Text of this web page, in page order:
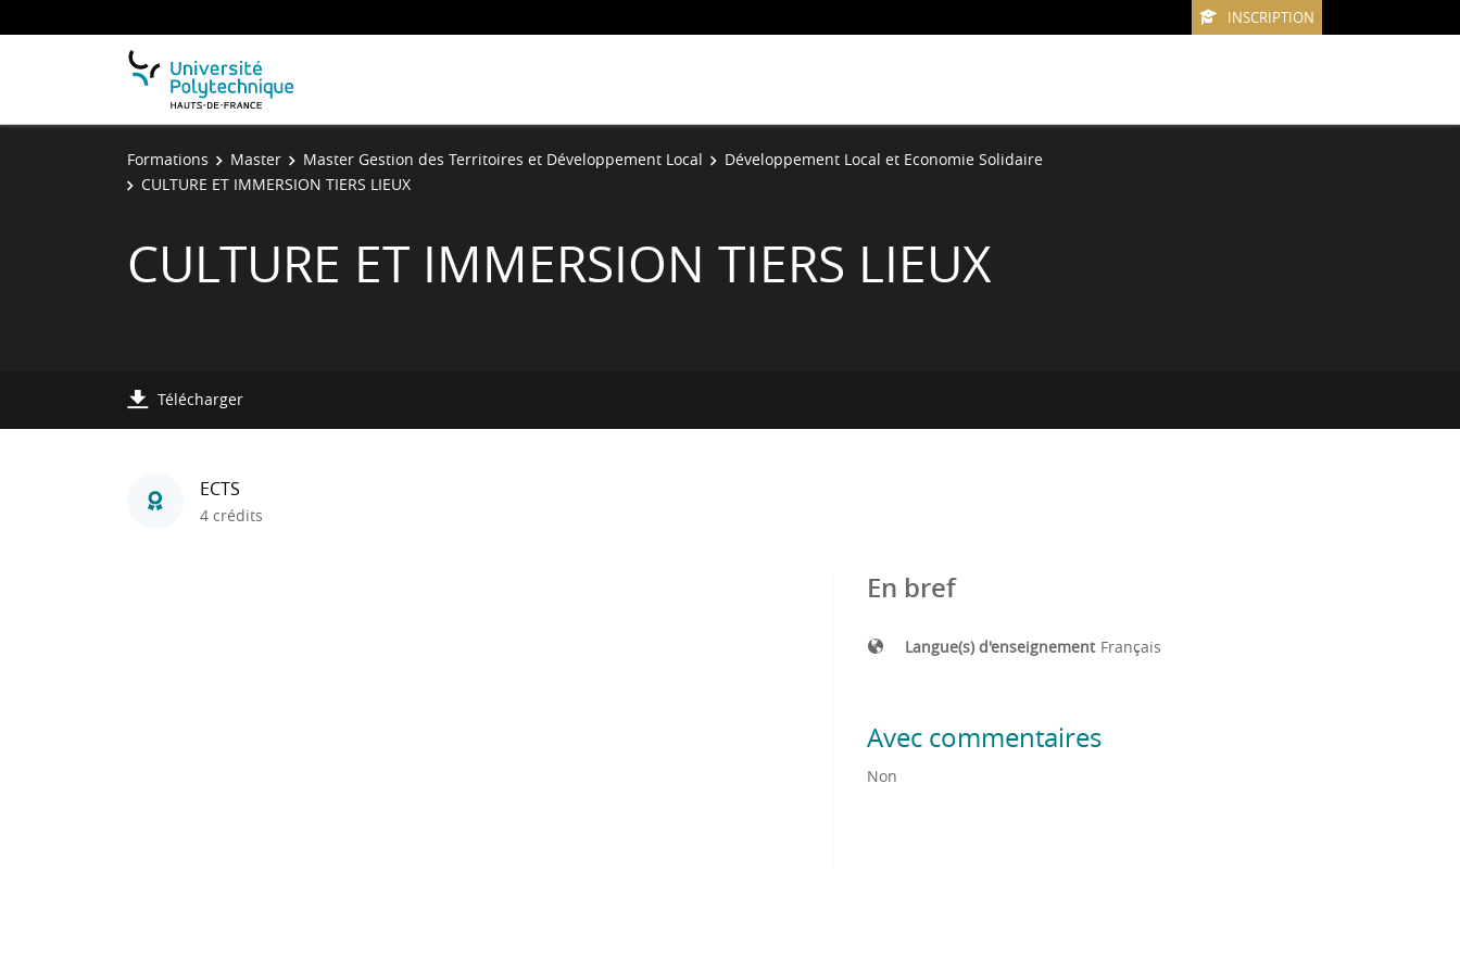
INSCRIPTION
Formations Master Master Gestion des Territoires et Développement Local
Développement Local et Economie Solidaire
CULTURE ET IMMERSION TIERS LIEUX
CULTURE ET IMMERSION TIERS LIEUX
Télécharger
ECTS
4 crédits
En bref
Langue(s) d'enseignement Français
Avec commentaires
Non